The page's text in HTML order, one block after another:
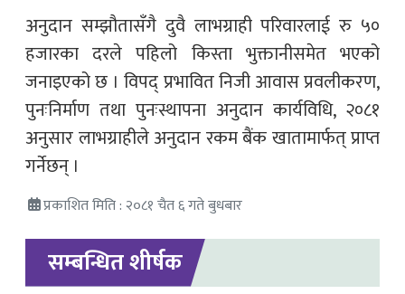
अनुदान सम्झौतासँगै दुवै लाभग्राही परिवारलाई रु ५०
हजारका दरले पहिलो किस्ता भुक्तानीसमेत भएको
जनाइएको छ । विपद् प्रभावित निजी आवास प्रवलीकरण,
पुनःनिर्माण तथा पुनःस्थापना अनुदान कार्यविधि, २०८१
अनुसार लाभग्राहीले अनुदान रकम बैंक खातामार्फत् प्राप्त
गर्नेछन् ।
प्रकाशित मिति : २०८१ चैत ६ गते बुधबार
सम्बन्धित शीर्षक